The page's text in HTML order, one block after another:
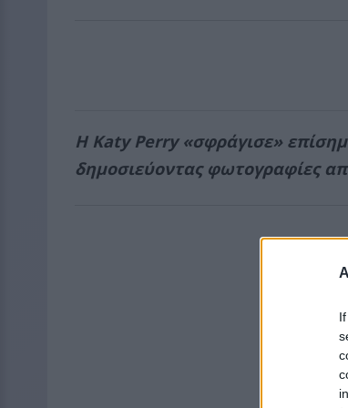
Η Katy Perry «σφράγισε»
δημοσιεύοντας φωτογραφίες